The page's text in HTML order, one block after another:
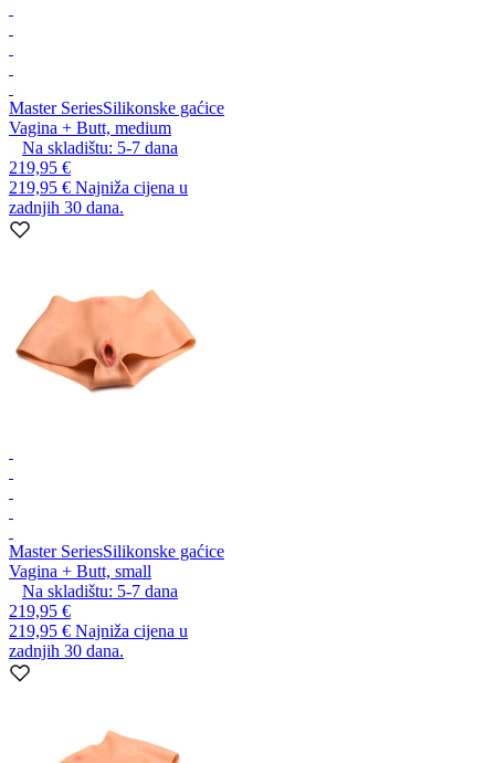
Master SeriesSilikonske gaćice
Vagina + Butt, medium
Na skladištu: 5-7 dana
219,95 €
219,95 € Najniža cijena u
zadnjih 30 dana.
Master SeriesSilikonske gaćice
Vagina + Butt, small
Na skladištu: 5-7 dana
219,95 €
219,95 € Najniža cijena u
zadnjih 30 dana.